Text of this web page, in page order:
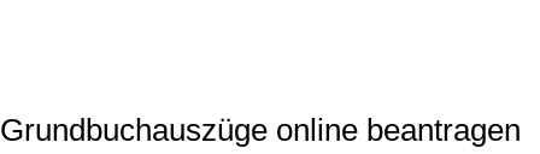
Grundbuchauszüge online beantragen